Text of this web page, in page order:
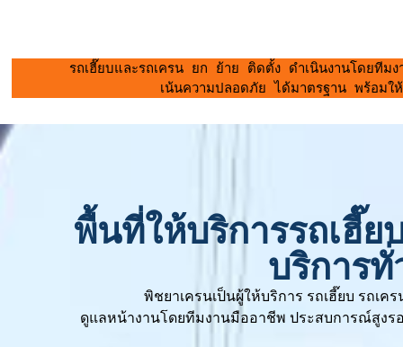
รถเฮี๊ยบและรถเครน ยก ย้าย ติดตั้ง ดำเนินงานโดยทีม
เน้นความปลอดภัย ได้มาตรฐาน พร้อมให้
พื้นที่ให้บริการรถเฮี๊ย
บริการ
พิชยาเครนเป็นผู้ให้บริการ รถเฮี๊ยบ รถเ
ดูแลหน้างานโดยทีมงานมืออาชีพ ประสบการณ์สูงร